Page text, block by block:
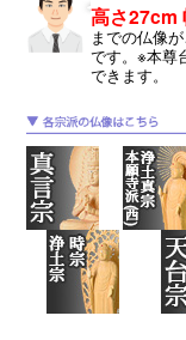
高さ27cm
までの仏像
です。※本尊
できます。